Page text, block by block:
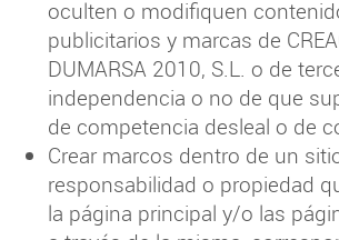
oculten o modifiquen
publicitarios y marcas de
DUMARSA 2010, S.L. o de
independencia o no de que
de competencia desleal o de
Crear marcos dentro de un
responsabilidad o propiedad
la página principal y/o las